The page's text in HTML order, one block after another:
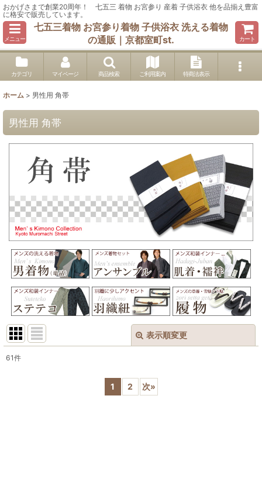
おかげさまで創業20周年！ 七五三 着物 お宮参り 産着 子供浴衣 他を品揃え豊富
に格安で販売しています。
メニュー
七五三着物 お宮参り着物 子供浴衣 洗える着物
の通販｜京都室町st.
カート
カテゴリ マイページ 商品検索 ご利用案内 特商法表示
ホーム > 男性用 角帯
男性用 角帯
表示順変更
61件
1 2 次»